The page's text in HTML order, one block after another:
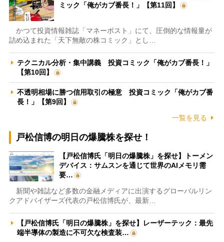
ミック「俺がカブ番長！」【第11回】
かつて投資情報雑誌「マネーポスト」にて、圧倒的な情報量が
詰め込まれた「天下無敵の株コミック」とし…
テクニカル分析・集中講義 投資コミック「俺がカブ番長！」
【第10回】
不透明相場に勝つ信用取引の極意 投資コミック「俺がカブ番
長！」【第9回】
一覧を見る
戸松信博の明日の爆騰株を探せ！
【戸松信博氏「明日の爆騰株」を探せ】トーメン
デバイス：サムスンを通じて世界のAIメモリ需
要…
新聞や雑誌など多数の金融メディアに出演するグローバルリン
クアドバイザーズ代表の戸松信博氏が、最新…
【戸松信博氏「明日の爆騰株」を探せ】レーザーテック：最先
端半導体の製造に不可欠な検査装…